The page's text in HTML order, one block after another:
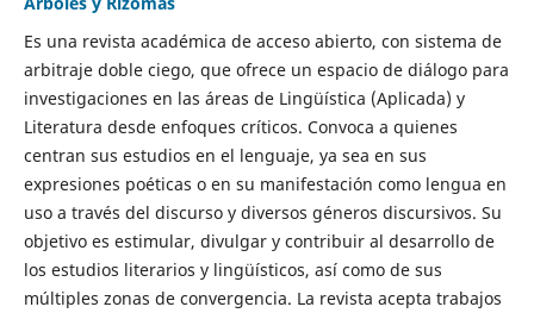
Es una revista académica de acceso abierto, con sistema de
arbitraje doble ciego, que ofrece un espacio de diálogo para
investigaciones en las áreas de Lingüística (Aplicada) y
Literatura desde enfoques críticos. Convoca a quienes
centran sus estudios en el lenguaje, ya sea en sus
expresiones poéticas o en su manifestación como lengua en
uso a través del discurso y diversos géneros discursivos. Su
objetivo es estimular, divulgar y contribuir al desarrollo de
los estudios literarios y lingüísticos, así como de sus
múltiples zonas de convergencia. La revista acepta trabajos